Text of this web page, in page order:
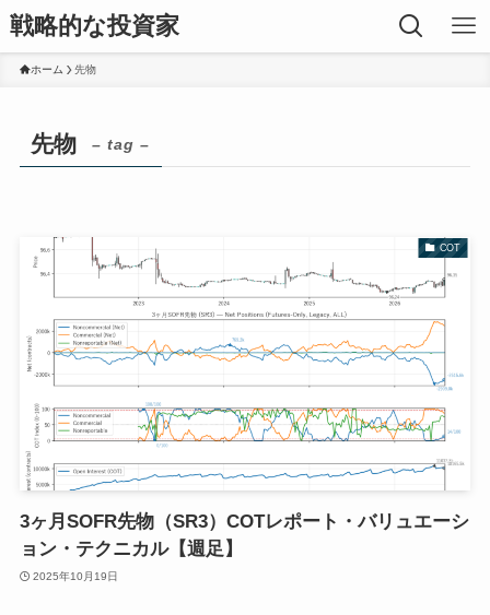
戦略的な投資家
ホーム 先物
先物 – tag –
COT
3ヶ月SOFR先物（SR3）COTレポート・バリュエーシ
ョン・テクニカル【週足】
2025年10月19日